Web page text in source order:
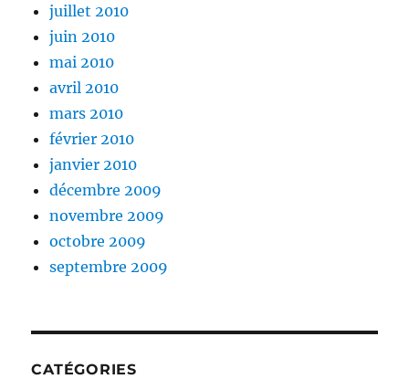
juillet 2010
juin 2010
mai 2010
avril 2010
mars 2010
février 2010
janvier 2010
décembre 2009
novembre 2009
octobre 2009
septembre 2009
CATÉGORIES